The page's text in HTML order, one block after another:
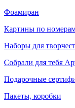
Фоамиран
Картины по
Наборы для
Собрали для тебя
Подарочные
Пакеты, коробки